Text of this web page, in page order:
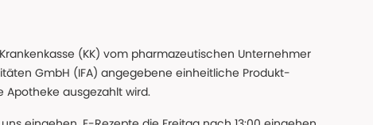
(KK) vom pharmazeutischen Unternehmer
GmbH (IFA) angegebene einheitliche Produkt-
Apotheke ausgezahlt wird.